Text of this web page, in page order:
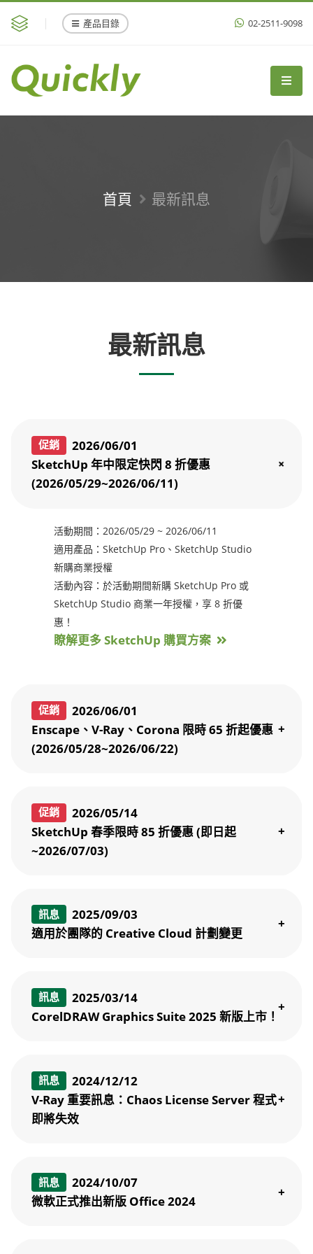
產品目錄 02-2511-9098
首頁 最新訊息
最新訊息
促銷
2026/06/01
SketchUp 年中限定快閃 8 折優惠
(2026/05/29~2026/06/11)
活動期間：2026/05/29 ~ 2026/06/11
適用產品：SketchUp Pro、SketchUp Studio
新購商業授權
活動內容：於活動期間新購 SketchUp Pro 或
SketchUp Studio 商業一年授權，享 8 折優
惠！
瞭解更多 SketchUp 購買方案
促銷
2026/06/01
Enscape、V-Ray、Corona 限時 65 折起優惠
(2026/05/28~2026/06/22)
促銷
2026/05/14
SketchUp 春季限時 85 折優惠 (即日起
~2026/07/03)
訊息
2025/09/03
適用於團隊的 Creative Cloud 計劃變更
訊息
2025/03/14
CorelDRAW Graphics Suite 2025 新版上市！
訊息
2024/12/12
V-Ray 重要訊息：Chaos License Server 程式
即將失效
訊息
2024/10/07
微軟正式推出新版 Office 2024